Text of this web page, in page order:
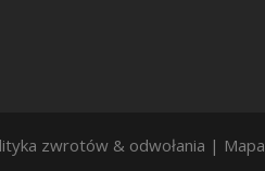
zwrotów & odwołania | Mapa